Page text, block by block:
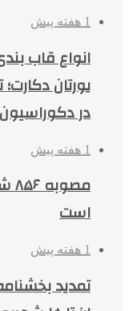
1 هفته پیش
انواع قاب
یورتان
در
1 هفته پیش
است
1 هفته پیش
تمدید